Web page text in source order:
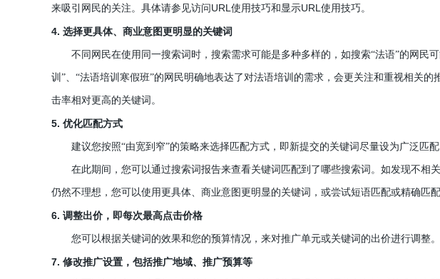
来吸引网民的关注。具体请参见访问 URL使用技巧和显示URL使用技巧。
4. 选择更具体、商业意图更明显的关键词
不同网民在使用同一搜索词时，搜索需求可能是多种多样的，如搜索“法语”的网民
训”、“法语培训寒假班”的网民明确地表达了对法语培训的需求，会更关注和重视相关
击率相对更高的关键词。
5. 优化匹配方式
建议您按照“由宽到窄”的策略来选择匹配方式，即新提交的关键词尽量设为广泛匹配
在此期间，您可以通过搜索词报告来查看关键词匹配到了哪些搜索词。如发现不相
仍然不理想，您可以使用更具体、商业意图更明显的关键词，或尝试短语匹配或精确匹配
6. 调整出价，即每次最高点击价格
您可以根据关键词的效果和您的预算情况，来对推广单元或关键词的出价进行调整。
7. 修改推广设置，包括推广地域、推广预算等